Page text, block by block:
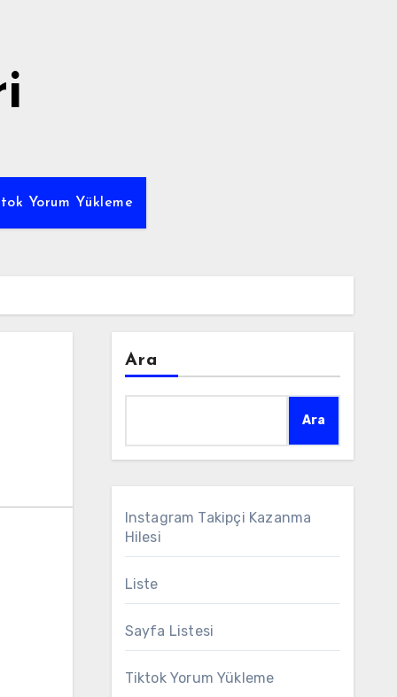
Yorum Yükleme
Ara
Ara
Instagram Takipçi Kazanma
Hilesi
Liste
Sayfa Listesi
Tiktok Yorum Yükleme